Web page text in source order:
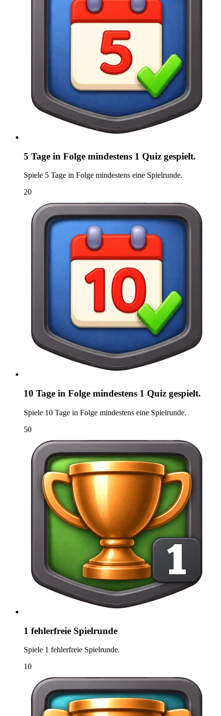
5 Tage in Folge mindestens 1 Quiz gespielt.
Spiele 5 Tage in Folge mindestens eine Spielrunde.
20
10 Tage in Folge mindestens 1 Quiz gespielt.
Spiele 10 Tage in Folge mindestens eine Spielrunde.
50
1 fehlerfreie Spielrunde
Spiele 1 fehlerfreie Spielrunde.
10